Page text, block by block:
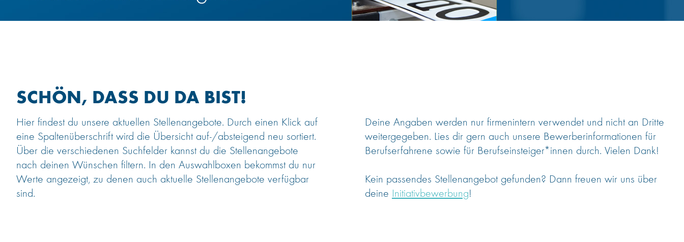
SCHÖN, DASS DU DA BIST!
Hier findest du unsere aktuellen Stellenangebote. Durch einen Klick auf
eine Spaltenüberschrift wird die Übersicht auf-/absteigend neu sortiert.
Über die verschiedenen Suchfelder kannst du die Stellenangebote
nach deinen Wünschen filtern. In den Auswahlboxen bekommst du nur
Werte angezeigt, zu denen auch aktuelle Stellenangebote verfügbar
sind.
Deine Angaben werden nur firmenintern verwendet und nicht an Dritte
weitergegeben. Lies dir gern auch unsere Bewerberinformationen für
Berufserfahrene sowie für Berufseinsteiger*innen durch. Vielen Dank!
Kein passendes Stellenangebot gefunden? Dann freuen wir uns über
deine Initiativbewerbung!